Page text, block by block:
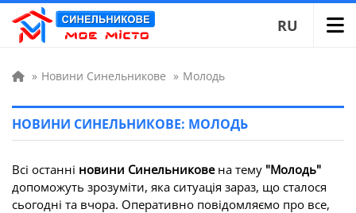
RU
» Новини Синельникове » Молодь
НОВИНИ СИНЕЛЬНИКОВЕ: МОЛОДЬ
Всі останні новини Синельниковена тему "Молодь"
допоможуть зрозуміти, яка ситуація зараз, що сталося
сьогодні та вчора. Оперативно повідомляємо про все,